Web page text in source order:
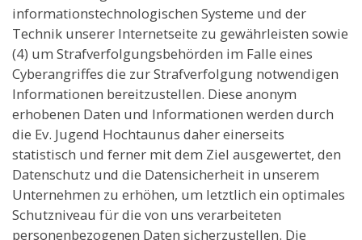
informationstechnologischen Systeme und der
Technik unserer Internetseite zu gewährleisten sowie
(4) um Strafverfolgungsbehörden im Falle eines
Cyberangriffes die zur Strafverfolgung notwendigen
Informationen bereitzustellen. Diese anonym
erhobenen Daten und Informationen werden durch
die Ev. Jugend Hochtaunus daher einerseits
statistisch und ferner mit dem Ziel ausgewertet, den
Datenschutz und die Datensicherheit in unserem
Unternehmen zu erhöhen, um letztlich ein optimales
Schutzniveau für die von uns verarbeiteten
personenbezogenen Daten sicherzustellen. Die